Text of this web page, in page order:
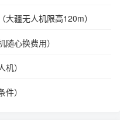
疆无人机限高120m）
心换费用）
）
）